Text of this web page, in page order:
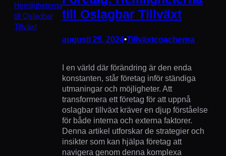
till Oslagbar Tillväxt
augusti 25, 2024•Tillväxtcoacherna
I en värld där förändring är den enda
konstanten, står företag inför ständiga
utmaningar och möjligheter. Att
transformera ett företag för att uppnå
oslagbar tillväxt kräver en djup förståelse
för både interna och externa faktorer.
Denna artikel utforskar de strategier och
insikter som kan hjälpa företag att
navigera genom denna komplexa